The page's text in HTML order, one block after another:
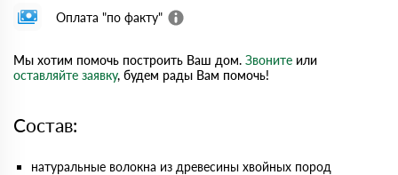
Оплата "по факту"
Мы хотим помочь построить Ваш дом. Звоните или
оставляйте заявку, будем рады Вам помочь!
Состав:
натуральные волокна из древесины хвойных пород